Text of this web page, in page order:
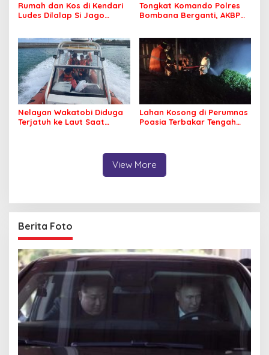
Rumah dan Kos di Kendari
Ludes Dilalap Si Jago
Tongkat Komando Polres
Bombana Berganti, AKBP
Nelayan Wakatobi Diduga
Terjatuh ke Laut Saat
Lahan Kosong di Perumnas
Poasia Terbakar Tengah
View More
Berita Foto